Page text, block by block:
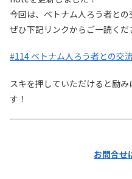
今回は、ベトナム人ろう者との
ぜひ下記リンクからご一読くだ
#114 ベトナム人ろう者との交
スキを押していただけると励
す！
お問合せ